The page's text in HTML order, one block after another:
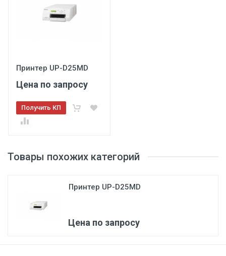
Товары похожих категорий
Принтер UP-D25MD
Цена по запросу
Принтер UP-D25MD
Цена по запросу
Получить КП